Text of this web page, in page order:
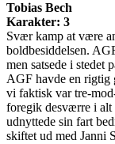
Tobias Bech
Karakter: 3
Svær kamp at være
boldbesiddelsen.
men satsede i stedet
AGF havde en rigtig
vi faktisk var tre-
foregik desværre i alt
udnyttede sin fart
skiftet ud med Janni